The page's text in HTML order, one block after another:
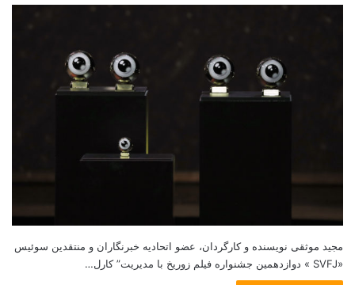
مجید موثقی نویسنده و کارگردان، عضو اتحادیه خبرنگاران و منتقدین سوئیس
«SVFJ » دوازدهمين جشنواره فيلم زوريخ با مدیریت” کارل…